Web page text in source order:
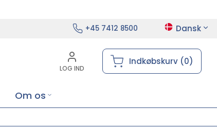
+45 7412 8500 Dansk
LOG IND
Indkøbskurv (0)
Om os